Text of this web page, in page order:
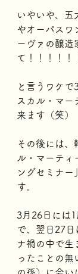
いやいや、五
やオーパスワ
ーヴァの醸造
て！！！！！
と言うワケで
スカル・マー
来ます（笑）
その後には、
ル・マーティ
ングセミナー
す。
3月26日には
で、翌日27日
ナ禍の中で生
ったことの無